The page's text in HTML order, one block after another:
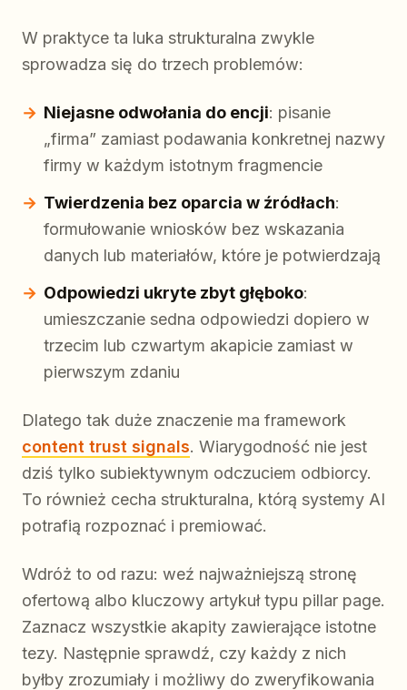
W praktyce ta luka strukturalna zwykle
sprowadza się do trzech problemów:
Niejasne odwołania do encji: pisanie
„firma” zamiast podawania konkretnej nazwy
firmy w każdym istotnym fragmencie
Twierdzenia bez oparcia w źródłach:
formułowanie wniosków bez wskazania
danych lub materiałów, które je potwierdzają
Odpowiedzi ukryte zbyt głęboko:
umieszczanie sedna odpowiedzi dopiero w
trzecim lub czwartym akapicie zamiast w
pierwszym zdaniu
Dlatego tak duże znaczenie ma framework
content trust signals. Wiarygodność nie jest
dziś tylko subiektywnym odczuciem odbiorcy.
To również cecha strukturalna, którą systemy AI
potrafią rozpoznać i premiować.
Wdróż to od razu: weź najważniejszą stronę
ofertową albo kluczowy artykuł typu pillar page.
Zaznacz wszystkie akapity zawierające istotne
tezy. Następnie sprawdź, czy każdy z nich
byłby zrozumiały i możliwy do zweryfikowania